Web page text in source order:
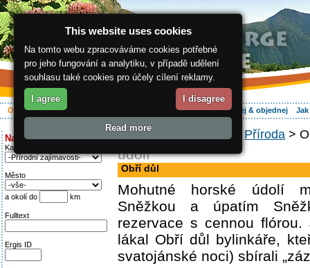
O regionu Aktivně Ubytování Hledej & objednej
Najděte si:
Kategorie
Město
a okolí do km
Fulltext
Ergis ID
ergis.cz > Příroda >
údolí
Obří důl
Mohutné horské údolí
Sněžkou a úpatím
rezervace s cennou
lákal Obří důl bylinkáře,
svatojánské noci) sbírali
This website uses cookies
Na tomto webu zpracováváme cookies potřebné
pro jeho fungování a analytiku, v případě udělení
souhlasu také cookies pro účely cílení reklamy.
I agree I disagree
Read more